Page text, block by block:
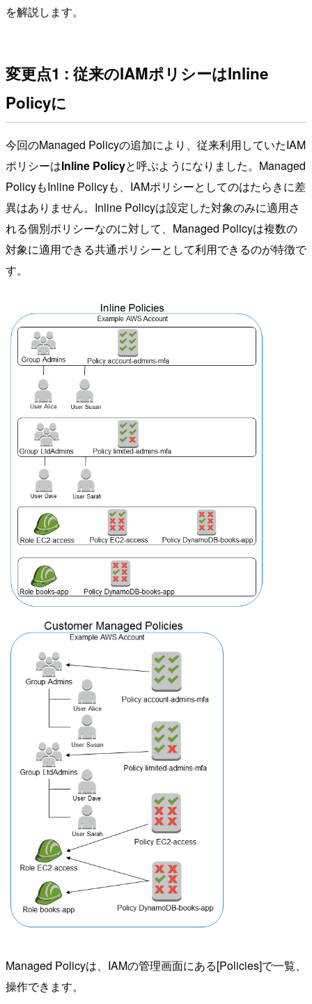
を解説します。
変更点1 : 従来のIAMポリシーはInline
Policyに
今回のManaged Policyの追加により、従来利用していたIAM
ポリシーはInline Policyと呼ぶようになりました。Managed
PolicyもInline Policyも、IAMポリシーとしてのはたらきに差
異はありません。Inline Policyは設定した対象のみに適用さ
れる個別ポリシーなのに対して、Managed Policyは複数の
対象に適用できる共通ポリシーとして利用できるのが特徴で
す。
Managed Policyは、IAMの管理画面にある[Policies]で一覧、
操作できます。